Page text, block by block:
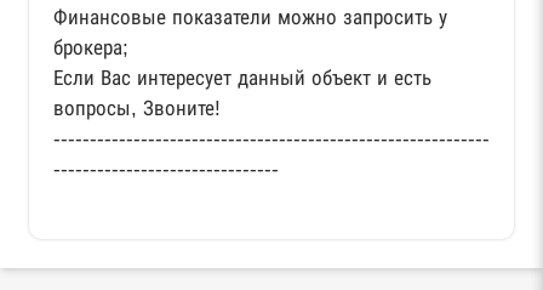
Финансовые показатели можно запросить у
брокера;
Если Вас интересует данный объект и есть
вопросы, Звоните!
------------------------------------------------------------
-------------------------------